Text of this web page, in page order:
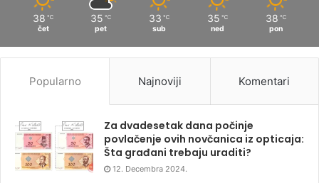
38 ℃
čet
35 ℃
pet
33 ℃
sub
35 ℃
ned
38 ℃
pon
Popularno Najnoviji Komentari
Za dvadesetak dana počinje
povlačenje ovih novčanica iz opticaja:
Šta građani trebaju uraditi?
12. Decembra 2024.